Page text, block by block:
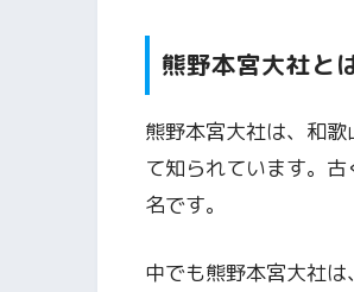
熊野本宮大社と
熊野本宮大社は、和
て知られています。
名です。
中でも熊野本宮大社